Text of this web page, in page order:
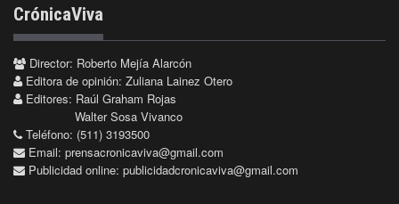
CrónicaViva
Director: Roberto Mejía Alarcón
Editora de opinión: Zuliana Lainez Otero
Editores: Raúl Graham Rojas
Walter Sosa Vivanco
Teléfono: (511) 3193500
Email: prensacronicaviva@gmail.com
Publicidad online: publicidadcronicaviva@gmail.com